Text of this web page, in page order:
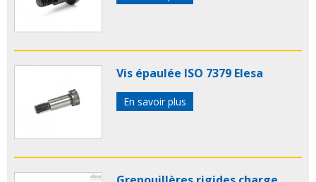
Vis épaulée ISO 7379 Elesa
En savoir plus